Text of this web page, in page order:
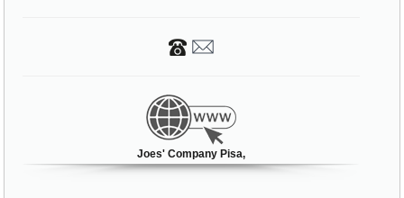
Joes' Company Pisa,